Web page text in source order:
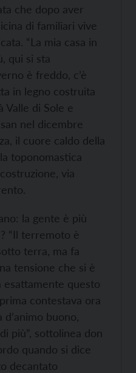
che dopo aver
di familiari vive
“La mia casa in
qui si sta
è freddo, c’è
in legno costruita
Valle di Sole e
nel dicembre
il cuore caldo della
toponomastica
via
la gente è più
“Il terremoto è
terra, ma fa
tensione che si è
esattamente questo
contestava ora
buono,
più”, sottolinea don
quando si dice
decantato